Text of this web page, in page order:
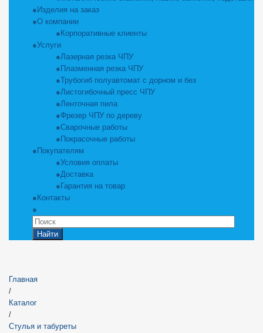
Изделия на заказ
О компании
Корпоративные клиенты
Услуги
Лазерная резка ЧПУ
Плазменная резка ЧПУ
Трубогиб полуавтомат с дорном и без
Листогибочный пресс ЧПУ
Ленточная пила
Фрезер ЧПУ по дереву
Сварочные работы
Покрасочные работы
Покупателям
Условия оплаты
Доставка
Гарантия на товар
Контакты
Найти
Главная
/
Каталог
/
Стулья и табуреты